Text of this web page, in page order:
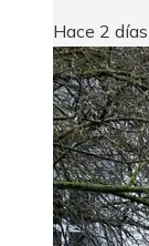
Hace 2 días